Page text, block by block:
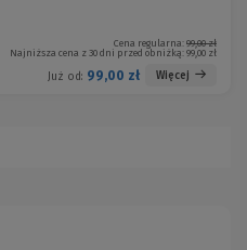
Cena regularna: 99,00 zł
Najniższa cena z 30 dni przed obniżką: 99,00 zł
Już od: 99,00 zł Więcej